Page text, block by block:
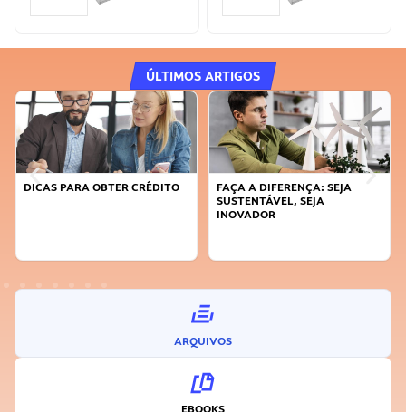
ÚLTIMOS ARTIGOS
DICAS PARA OBTER CRÉDITO
FAÇA A DIFERENÇA: SEJA
SUSTENTÁVEL, SEJA
INOVADOR
ARQUIVOS